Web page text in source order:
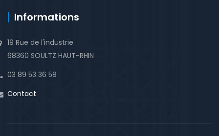
Informations
19 Rue de l'industrie
68360 SOULTZ HAUT-RHIN
03 89 53 36 58
Contact